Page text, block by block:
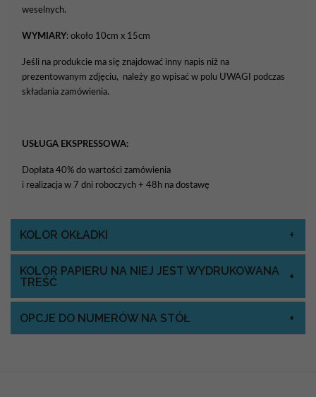
weselnych.
WYMIARY: około 10cm x 15cm
Jeśli na produkcie ma się znajdować inny napis niż na
prezentowanym zdjęciu, należy go wpisać w polu UWAGI podczas
składania zamówienia.
USŁUGA EKSPRESSOWA:
Dopłata 40% do wartości zamówienia
i realizacja w 7 dni roboczych + 48h na dostawę
KOLOR OKŁADKI
KOLOR PAPIERU NA NIEJ JEST WYDRUKOWANA
TREŚĆ
OPCJE DO NUMERÓW NA STÓŁ